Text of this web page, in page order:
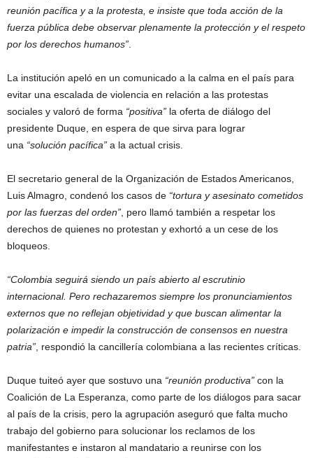
reunión pacífica y a la protesta, e insiste que toda acción de la
fuerza pública debe observar plenamente la protección y el respeto
por los derechos humanos
La institución apeló en un comunicado a la calma en el país para
evitar una escalada de violencia en relación a las protestas
sociales y valoró de forma
positiva
la oferta de diálogo del
presidente Duque, en espera de que sirva para lograr
una
solución pacífica a la actual crisis.
El secretario general de la Organización de Estados Americanos,
Luis Almagro, condenó los casos de tortura y asesinato cometidos
por las fuerzas del orden
, pero llamó también a respetar los
derechos de quienes no protestan y exhortó a un cese de los
bloqueos.
Colombia seguirá siendo un país abierto al escrutinio
internacional. Pero rechazaremos siempre los pronunciamientos
externos que no reflejan objetividad y que buscan alimentar la
polarización e impedir la construcción de consensos en nuestra
patria
, respondió la cancillería colombiana a las recientes críticas.
Duque tuiteó ayer que sostuvo una reunión productiva
con la
Coalición de La Esperanza, como parte de los diálogos para sacar
al país de la crisis, pero la agrupación aseguró que falta mucho
trabajo del gobierno para solucionar los reclamos de los
manifestantes e instaron al mandatario a reunirse con los